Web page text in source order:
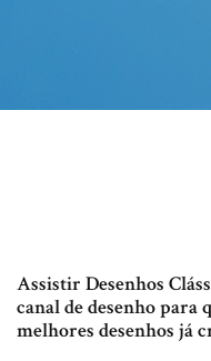
Assistir Desenhos
canal de desenho
melhores desenhos já